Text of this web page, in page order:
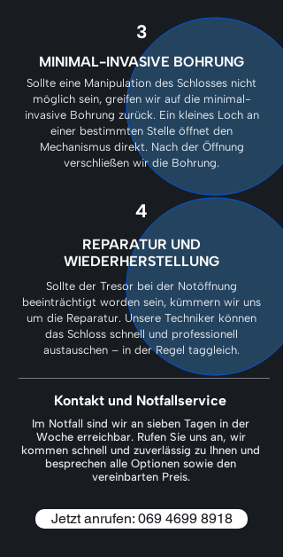
3
MINIMAL-INVASIVE BOHRUNG
Sollte eine Manipulation des Schlosses nicht
möglich sein, greifen wir auf die minimal-
invasive Bohrung zurück. Ein kleines Loch an
einer bestimmten Stelle öffnet den
Mechanismus direkt. Nach der Öffnung
verschließen wir die Bohrung.
4
REPARATUR UND
WIEDERHERSTELLUNG
Sollte der Tresor bei der Notöffnung
beeinträchtigt worden sein, kümmern wir uns
um die Reparatur. Unsere Techniker können
das Schloss schnell und professionell
austauschen – in der Regel taggleich.
Kontakt und Notfallservice
Im Notfall sind wir an sieben Tagen in der
Woche erreichbar. Rufen Sie uns an, wir
kommen schnell und zuverlässig zu Ihnen und
besprechen alle Optionen sowie den
vereinbarten Preis.
Jetzt anrufen: 069 4699 8918